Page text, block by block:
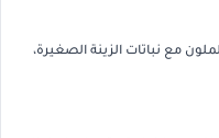
مع نباتات الزينة الصغيرة،